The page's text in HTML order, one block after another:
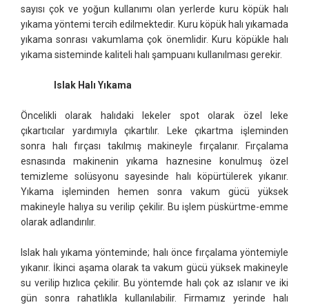
sayısı çok ve yoğun kullanımı olan yerlerde kuru köpük halı
yıkama yöntemi tercih edilmektedir. Kuru köpük halı yıkamada
yıkama sonrası vakumlama çok önemlidir. Kuru köpükle halı
yıkama sisteminde kaliteli halı şampuanı kullanılması gerekir.
Islak Halı Yıkama
Öncelikli olarak halıdaki lekeler spot olarak özel leke
çıkartıcılar yardımıyla çıkartılır. Leke çıkartma işleminden
sonra halı fırçası takılmış makineyle fırçalanır. Fırçalama
esnasında makinenin yıkama haznesine konulmuş özel
temizleme solüsyonu sayesinde halı köpürtülerek yıkanır.
Yıkama işleminden hemen sonra vakum gücü yüksek
makineyle halıya su verilip çekilir. Bu işlem püskürtme-emme
olarak adlandırılır.
Islak halı yıkama yönteminde; halı önce fırçalama yöntemiyle
yıkanır. İkinci aşama olarak ta vakum gücü yüksek makineyle
su verilip hızlıca çekilir. Bu yöntemde halı çok az ıslanır ve iki
gün sonra rahatlıkla kullanılabilir. Firmamız yerinde halı